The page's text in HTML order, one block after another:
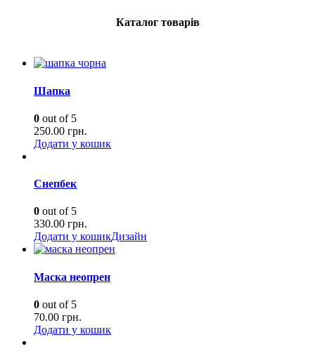
Каталог товарів
Шапка
0 out of 5
250.00 грн.
Додати у кошик
Снепбек
0 out of 5
330.00 грн.
Додати у кошикДизайн
Маска неопрен
0 out of 5
70.00 грн.
Додати у кошик